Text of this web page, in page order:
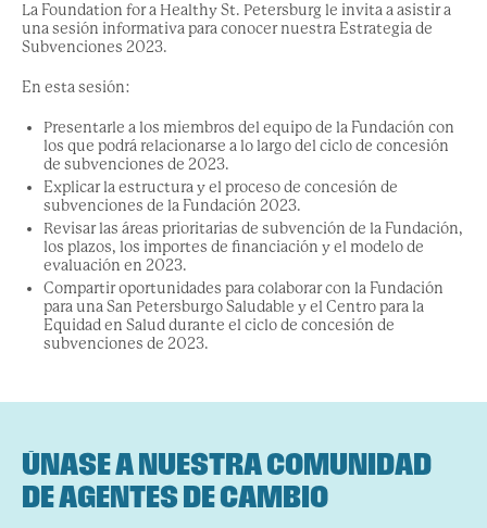
La Foundation for a Healthy St. Petersburg le invita a asistir a
una sesión informativa para conocer nuestra Estrategia de
Subvenciones 2023.
En esta sesión:
Presentarle a los miembros del equipo de la Fundación con
los que podrá relacionarse a lo largo del ciclo de concesión
de subvenciones de 2023.
Explicar la estructura y el proceso de concesión de
subvenciones de la Fundación 2023.
Revisar las áreas prioritarias de subvención de la Fundación,
los plazos, los importes de financiación y el modelo de
evaluación en 2023.
Compartir oportunidades para colaborar con la Fundación
para una San Petersburgo Saludable y el Centro para la
Equidad en Salud durante el ciclo de concesión de
subvenciones de 2023.
ÚNASE A NUESTRA COMUNIDAD
DE AGENTES DE CAMBIO